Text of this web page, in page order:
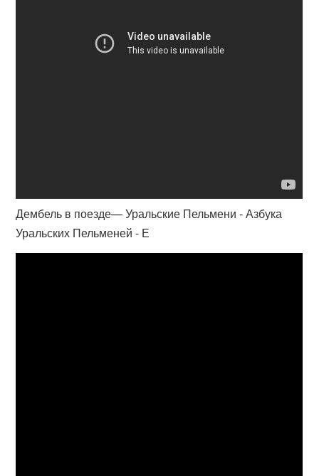
Дембель в поезде— Уральские Пельмени - Азбука
Уральских Пельменей - Е